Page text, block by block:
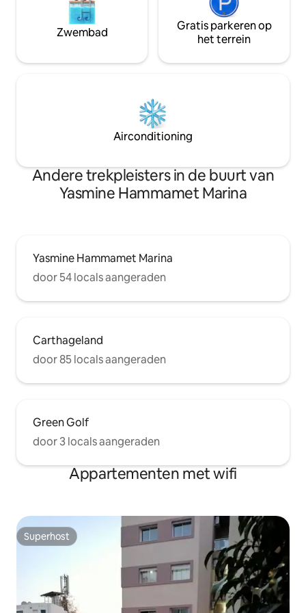
Zwembad
Gratis parkeren op
het terrein
Airconditioning
Andere trekpleisters in de buurt van
Yasmine Hammamet Marina
Yasmine Hammamet Marina
door 54 locals aangeraden
Carthageland
door 85 locals aangeraden
Green Golf
door 3 locals aangeraden
Appartementen met wifi
Superhost
Superhost